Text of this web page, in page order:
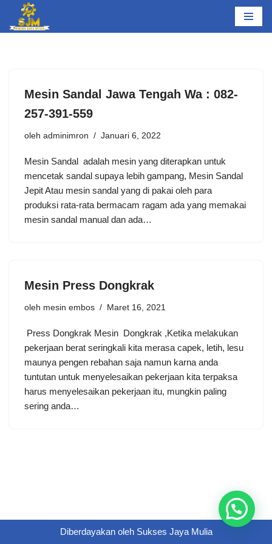
Lompat
Mesin Sandal Jawa Tengah Wa : 082-
257-391-559
oleh adminimron Januari 6, 2022
Mesin Sandal adalah mesin yang diterapkan untuk
mencetak sandal supaya lebih gampang, Mesin Sandal
Jepit Atau mesin sandal yang di pakai oleh para
produksi rata-rata bermacam ragam ada yang memakai
mesin sandal manual dan ada…
Mesin Press Dongkrak
oleh mesin embos Maret 16, 2021
Press Dongkrak Mesin Dongkrak ,Ketika melakukan
pekerjaan berat seringkali kita merasa capek, letih, lesu
maunya pengen rebahan saja namun karna anda
tuntutan untuk menyelesaikan pekerjaan kita terpaksa
harus menyelesaikan pekerjaan itu, mungkin paling
sering anda…
Diberdayakan oleh Sukses Jaya Mulia